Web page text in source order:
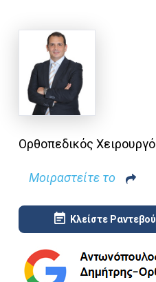
Ορθοπεδικός
Μοιραστείτε το
Κλείστε Ραντεβού